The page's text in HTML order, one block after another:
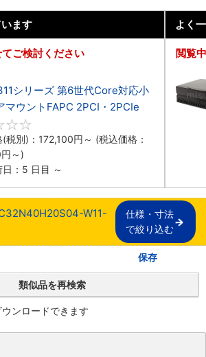
ます
ご検討ください
シリーズ 第6世代Core対応小
マウントFAPC 2PCI・2PCIe
税別)： 172,100円 ～ (税込価格：
円 ～)
：5 日目 ～
よく
閲覧
W11-
仕様・寸法
で絞り込む
保存
類似品を再検索
ンロードできます